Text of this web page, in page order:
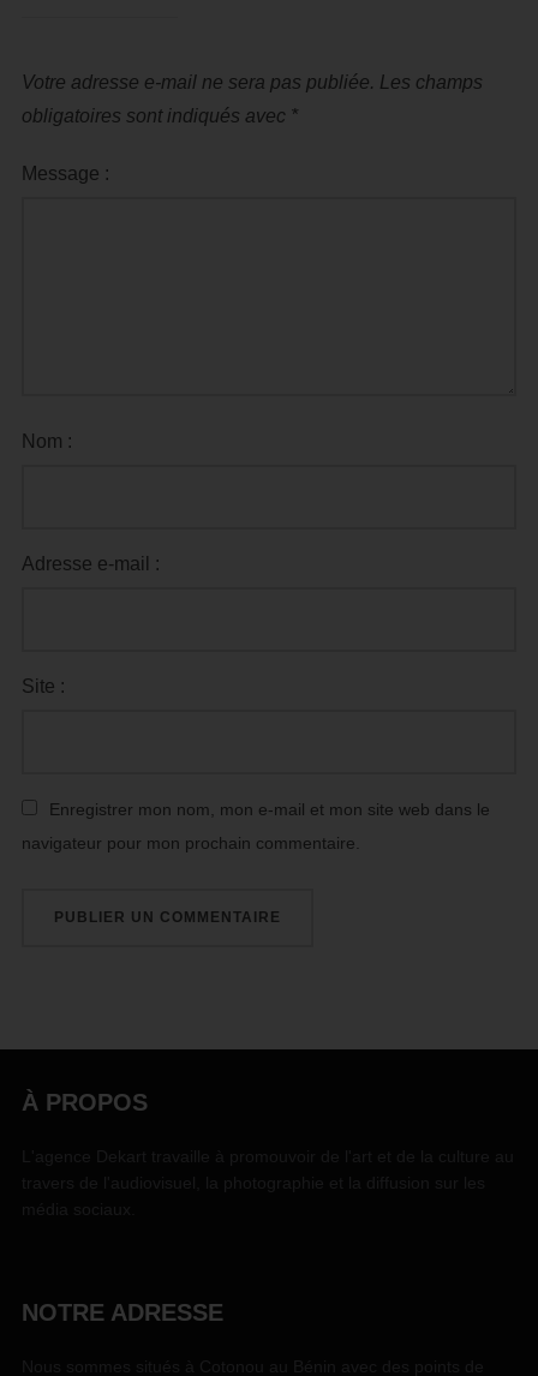
Votre adresse e-mail ne sera pas publiée. Les champs
obligatoires sont indiqués avec *
Message :
Nom :
Adresse e-mail :
Site :
Enregistrer mon nom, mon e-mail et mon site web dans le
navigateur pour mon prochain commentaire.
À PROPOS
NOTRE ADRESSE